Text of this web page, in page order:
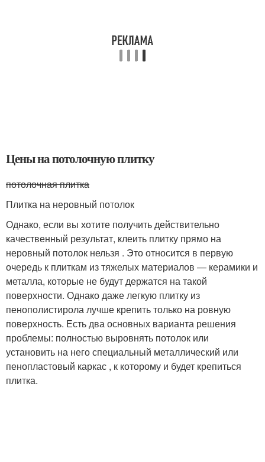
Цены на потолочную плитку
потолочная плитка
Плитка на неровный потолок
Однако, если вы хотите получить действительно
качественный результат, клеить плитку прямо на
неровный потолок нельзя . Это относится в первую
очередь к плиткам из тяжелых материалов — керамики и
металла, которые не будут держатся на такой
поверхности. Однако даже легкую плитку из
пенополистирола лучше крепить только на ровную
поверхность. Есть два основных варианта решения
проблемы: полностью выровнять потолок или
установить на него специальный металлический или
пенопластовый каркас , к которому и будет крепиться
плитка.